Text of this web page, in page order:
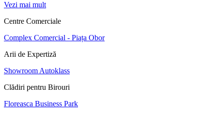
Vezi mai mult
Centre Comerciale
Complex Comercial - Piața Obor
Arii de Expertiză
Showroom Autoklass
Clădiri pentru Birouri
Floreasca Business Park